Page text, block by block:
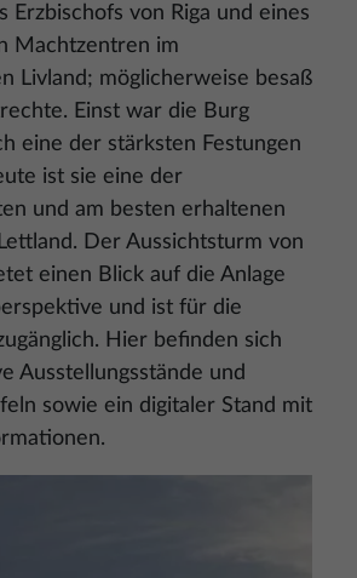
Erzbischofs von Riga und eines
Machtzentren im
Livland; möglicherweise besaß
Einst war die Burg
eine der stärksten Festungen
ist sie eine der
und am besten erhaltenen
Der Aussichtsturm von
einen Blick auf die Anlage
und ist für die
Hier befinden sich
Ausstellungsstände und
sowie ein digitaler Stand mit